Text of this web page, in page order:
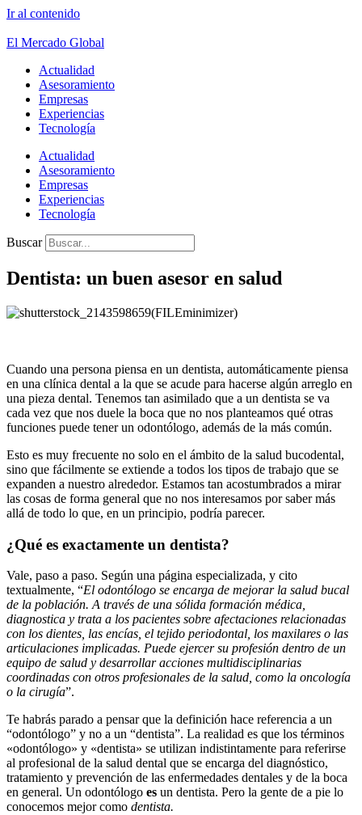
Ir al contenido
El Mercado Global
Actualidad
Asesoramiento
Empresas
Experiencias
Tecnología
Actualidad
Asesoramiento
Empresas
Experiencias
Tecnología
Buscar
Dentista: un buen asesor en salud
Cuando una persona piensa en un dentista, automáticamente piensa
en una clínica dental a la que se acude para hacerse algún arreglo en
una pieza dental. Tenemos tan asimilado que a un dentista se va
cada vez que nos duele la boca que no nos planteamos qué otras
funciones puede tener un odontólogo, además de la más común.
Esto es muy frecuente no solo en el ámbito de la salud bucodental,
sino que fácilmente se extiende a todos los tipos de trabajo que se
expanden a nuestro alrededor. Estamos tan acostumbrados a mirar
las cosas de forma general que no nos interesamos por saber más
allá de todo lo que, en un principio, podría parecer.
¿Qué es exactamente un dentista?
Vale, paso a paso. Según una página especializada, y cito
textualmente, “El odontólogo se encarga de mejorar la salud bucal
de la población. A través de una sólida formación médica,
diagnostica y trata a los pacientes sobre afectaciones relacionadas
con los dientes, las encías, el tejido periodontal, los maxilares o las
articulaciones implicadas. Puede ejercer su profesión dentro de un
equipo de salud y desarrollar acciones multidisciplinarias
coordinadas con otros profesionales de la salud, como la oncología
o la cirugía”.
Te habrás parado a pensar que la definición hace referencia a un
“odontólogo” y no a un “dentista”. La realidad es que los términos
«odontólogo» y «dentista» se utilizan indistintamente para referirse
al profesional de la salud dental que se encarga del diagnóstico,
tratamiento y prevención de las enfermedades dentales y de la boca
en general. Un odontólogo es un dentista. Pero la gente de a pie lo
conocemos mejor como dentista.